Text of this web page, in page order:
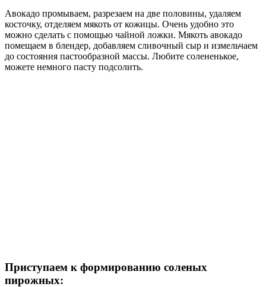
Авокадо промываем, разрезаем на две половины, удаляем
косточку, отделяем мякоть от кожицы. Очень удобно это
можно сделать с помощью чайной ложки. Мякоть авокадо
помещаем в блендер, добавляем сливочный сыр и измельчаем
до состояния пастообразной массы. Любите солененькое,
можете немного пасту подсолить.
Приступаем к формированию соленых
пирожных: